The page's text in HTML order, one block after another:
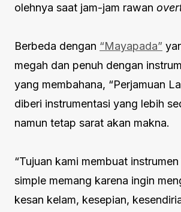
olehnya saat jam-jam rawan
Berbeda dengan “Mayapada”
megah dan penuh dengan
yang membahana, “Perjamuan
diberi instrumentasi yang lebih
namun tetap sarat akan makna.
“Tujuan kami membuat
simple memang karena ingin
kesan kelam, kesepian,